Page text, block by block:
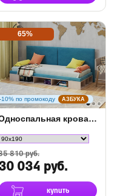
-10% по промокоду АЗБУКА
65%
Односпальная кровать тахта Lancaster 1
810 руб.
034 руб.
купить